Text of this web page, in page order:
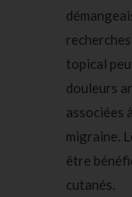
topical
douleurs
associées
migraine.
être
cutanés.